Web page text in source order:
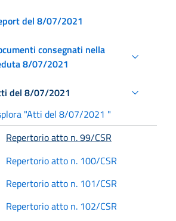
del 8/07/2021
consegnati nella
8/07/2021
del 8/07/2021
"Atti del 8/07/2021 "
Repertorio atto n. 99/CSR
Repertorio atto n. 100/CSR
Repertorio atto n. 101/CSR
Repertorio atto n. 102/CSR